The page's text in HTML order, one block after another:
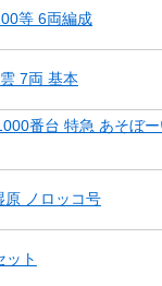
等 6両編成
7両 基本
番台 特急 あそぼ
ノロッコ号
ット